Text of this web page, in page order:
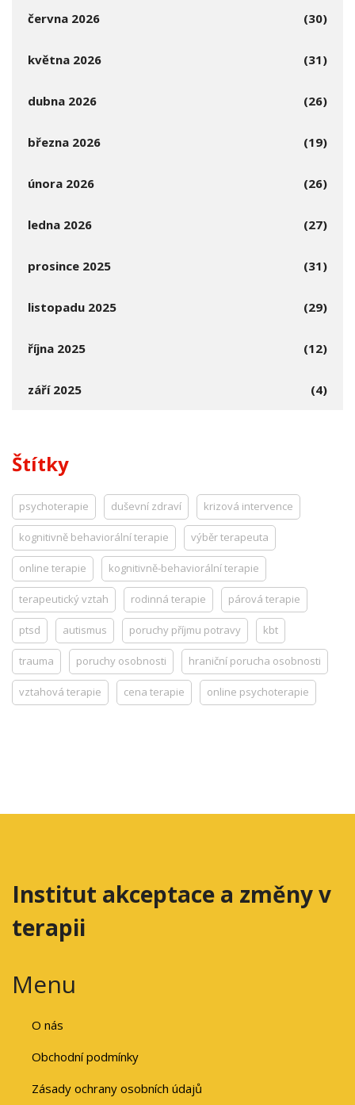
června 2026 (30)
května 2026 (31)
dubna 2026 (26)
března 2026 (19)
února 2026 (26)
ledna 2026 (27)
prosince 2025 (31)
listopadu 2025 (29)
října 2025 (12)
září 2025 (4)
Štítky
psychoterapie duševní zdraví krizová intervence
kognitivně behaviorální terapie výběr terapeuta
online terapie kognitivně-behaviorální terapie
terapeutický vztah rodinná terapie párová terapie
ptsd autismus poruchy příjmu potravy kbt
trauma poruchy osobnosti hraniční porucha osobnosti
vztahová terapie cena terapie online psychoterapie
Institut akceptace a změny v
terapii
Menu
O nás
Obchodní podmínky
Zásady ochrany osobních údajů